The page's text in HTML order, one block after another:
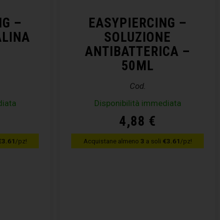
–
/pz!
EASYPIERCING –
SOLUZIONE
ANTIBATTERICA –
50ML
Cod.
Disponibilità immediata
4,88 €
Acquistane almeno 3 a soli €3.61/pz!